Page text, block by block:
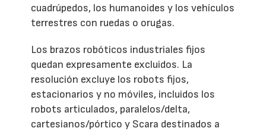
cuadrúpedos, los humanoides y los vehículos
terrestres con ruedas o orugas.
Los brazos robóticos industriales fijos
quedan expresamente excluidos. La
resolución excluye los robots fijos,
estacionarios y no móviles, incluidos los
robots articulados, paralelos/delta,
cartesianos/pórtico y Scara destinados a